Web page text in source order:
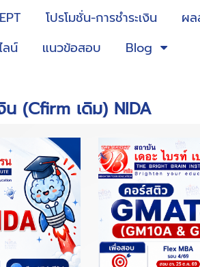
โปรโมชั่น-การชำระเงิน ผ
น์ แนวข้อสอบ Blog
(Cfirm เดิม) NIDA